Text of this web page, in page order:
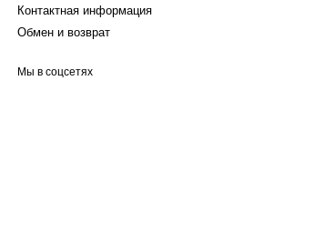
Контактная информация
Обмен и возврат
Мы в соцсетях